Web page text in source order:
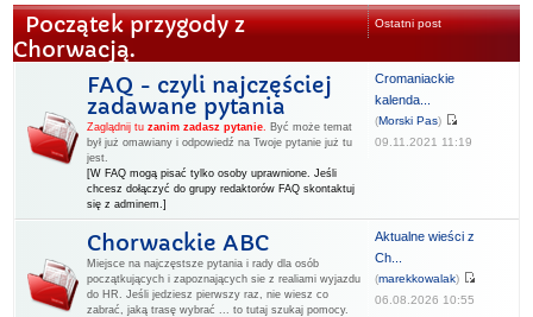
Początek przygody z
Chorwacją.
Ostatni post
FAQ - czyli najczęściej
zadawane pytania
Zaglądnij tu zanim zadasz pytanie. Być może temat
był już omawiany i odpowiedź na Twoje pytanie już tu
jest.
[W FAQ mogą pisać tylko osoby uprawnione. Jeśli
chcesz dołączyć do grupy redaktorów FAQ skontaktuj
się z adminem.]
Cromaniackie
kalenda...
(Morski Pas)
09.11.2021 11:19
Chorwackie ABC
Miejsce na najczęstsze pytania i rady dla osób
początkujących i zapoznających sie z realiami wyjazdu
do HR. Jeśli jedziesz pierwszy raz, nie wiesz co
zabrać, jaką trasę wybrać ... to tutaj szukaj pomocy.
Aktualne wieści z
Ch...
(marekkowalak)
06.08.2026 10:55